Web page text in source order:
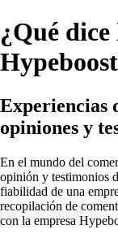
¿Qué dice
Experiencias
opiniones y
En el mundo del
opinión y testimonios
fiabilidad de una
recopilación de
con la empresa